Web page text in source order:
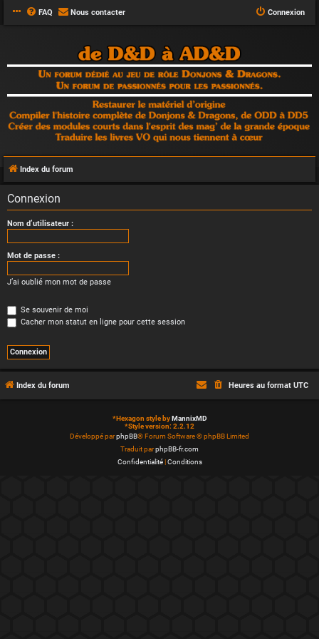
FAQ Nous contacter Connexion
Index du forum
Connexion
Nom d’utilisateur :
Mot de passe :
J’ai oublié mon mot de passe
Se souvenir de moi
Cacher mon statut en ligne pour cette session
Index du forum Heures au format UTC
*Hexagon style byMannixMD
*Style version: 2.2.12
Développé parphpBB® Forum Software © phpBB Limited
Traduit parphpBB-fr.com
Confidentialité|Conditions